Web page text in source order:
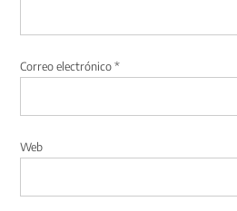
Correo electrónico*
Web